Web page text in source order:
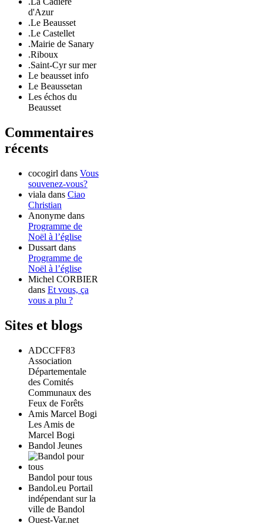
d'Azur
.Le Beausset
.Le Castellet
.Mairie de Sanary
.Riboux
.Saint-Cyr sur mer
Le beausset info
Le Beaussetan
Les échos du
Beausset
Commentaires
récents
cocogirl dans Vous
souvenez-vous?
viala dans Ciao
Christian
Anonyme dans
Programme de
Noël à l’église
Dussart dans
Programme de
Noël à l’église
Michel CORBIER
dans Et vous, ça
vous a plu ?
Sites et blogs
ADCCFF83
Association
Départementale
des Comités
Communaux des
Feux de Forêts
Amis Marcel Bogi
Les Amis de
Marcel Bogi
Bandol Jeunes
Bandol pour tous
Bandol.eu Portail
indépendant sur la
ville de Bandol
Ouest-Var.net